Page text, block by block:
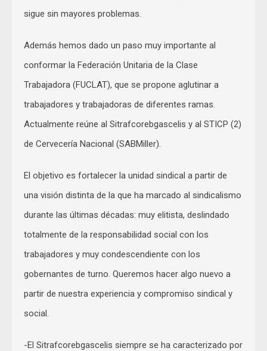
sigue sin mayores problemas.
Además hemos dado un paso muy importante al
conformar la Federación Unitaria de la Clase
Trabajadora (FUCLAT), que se propone aglutinar a
trabajadores y trabajadoras de diferentes ramas.
Actualmente reúne al Sitrafcorebgascelis y al STICP (2)
de Cervecería Nacional (SABMiller).
El objetivo es fortalecer la unidad sindical a partir de
una visión distinta de la que ha marcado al sindicalismo
durante las últimas décadas: muy elitista, deslindado
totalmente de la responsabilidad social con los
trabajadores y muy condescendiente con los
gobernantes de turno. Queremos hacer algo nuevo a
partir de nuestra experiencia y compromiso sindical y
social.
-El Sitrafcorebgascelis siempre se ha caracterizado por